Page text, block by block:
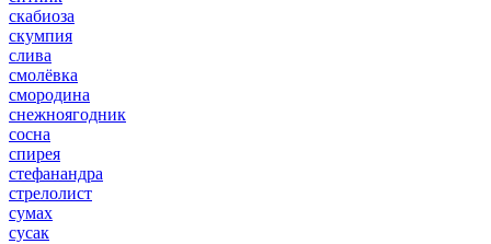
скабиоза
скумпия
слива
смолёвка
смородина
снежноягодник
сосна
спирея
стефанандра
стрелолист
сумах
сусак